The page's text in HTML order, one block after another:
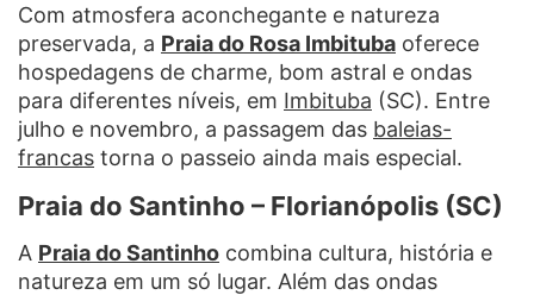
Com atmosfera aconchegante e natureza
preservada, a Praia do Rosa Imbituba oferece
hospedagens de charme, bom astral e ondas
para diferentes níveis, em Imbituba (SC). Entre
julho e novembro, a passagem das baleias-
francas torna o passeio ainda mais especial.
Praia do Santinho – Florianópolis (SC)
A Praia do Santinho combina cultura, história e
natureza em um só lugar. Além das ondas